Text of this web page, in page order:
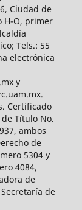
Ciudad de
H-O, primer
Tels.: 55
electrónica
y
Certificado
Título No.
ambos
de
5304 y
4084,
de
de